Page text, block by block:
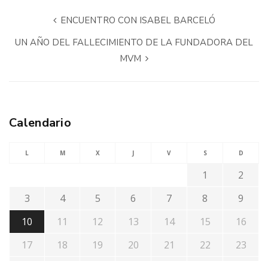
ENCUENTRO CON ISABEL BARCELÓ
UN AÑO DEL FALLECIMIENTO DE LA FUNDADORA DEL
MVM
Calendario
L M X J V S D
1
2
3
4 5 6 7 8
9
10
11 12 13 14 15
16
17
18 19 20 21 22
23